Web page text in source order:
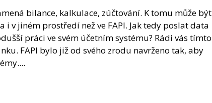
bilance, kalkulace, zúčtování. K tomu může být
v jiném prostředí než ve FAPI. Jak tedy poslat data
práci ve svém účetním systému? Rádi vás tímto
FAPI bylo již od svého zrodu navrženo tak, aby